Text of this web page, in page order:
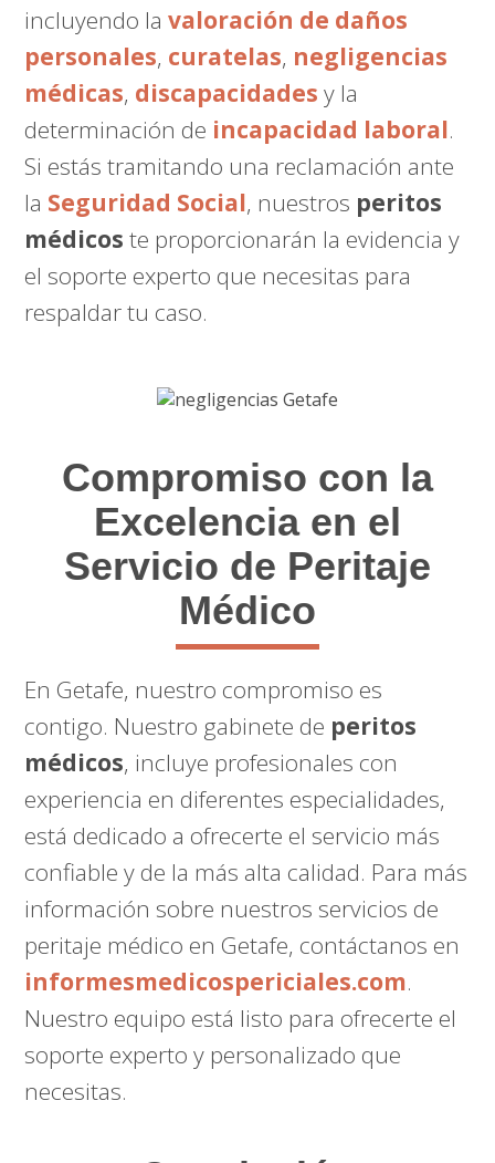
incluyendo lavaloración de daños
personales, curatelas, negligencias
médicas, discapacidades y la
determinación de incapacidad laboral.
Si estás tramitando una reclamación ante
la Seguridad Social, nuestros peritos
médicos te proporcionarán la evidencia y
el soporte experto que necesitas para
respaldar tu caso.
Compromiso con la
Excelencia en el
Servicio de Peritaje
Médico
En Getafe, nuestro compromiso es
contigo. Nuestro gabinete de peritos
médicos, incluye profesionales con
experiencia en diferentes especialidades,
está dedicado a ofrecerte el servicio más
confiable y de la más alta calidad. Para más
información sobre nuestros servicios de
peritaje médico en Getafe, contáctanos en
informesmedicospericiales.com.
Nuestro equipo está listo para ofrecerte el
soporte experto y personalizado que
necesitas.